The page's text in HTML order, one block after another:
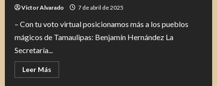
Victor Alvarado 7 de abril de 2025
– Con tu voto virtual posicionamos más a los pueblos
mágicos de Tamaulipas: Benjamín Hernández La
Secretaría...
Leer Más
más